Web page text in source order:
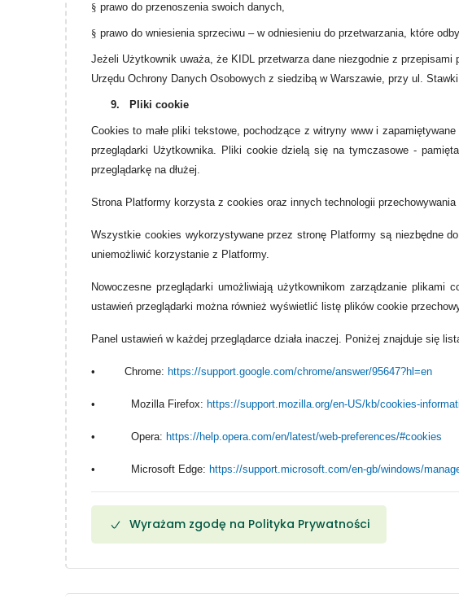
§ prawo do przenoszenia swoich danych,
§ prawo do wniesienia sprzeciwu – w odniesieniu do przetwarzania, które
Jeżeli Użytkownik uważa, że KIDL przetwarza dane niezgodnie z
Urzędu Ochrony Danych Osobowych z siedzibą w Warszawie, przy ul.
9. Pliki cookie
Cookies to małe pliki tekstowe, pochodzące z witryny www i
przeglądarki Użytkownika. Pliki cookie dzielą się na tymczasowe -
przeglądarkę na dłużej.
Strona Platformy korzysta z cookies oraz innych technologii
Wszystkie cookies wykorzystywane przez stronę Platformy są niezbędne
uniemożliwić korzystanie z Platformy.
Nowoczesne przeglądarki umożliwiają użytkownikom zarządzanie
ustawień przeglądarki można również wyświetlić listę plików cookie
Panel ustawień w każdej przeglądarce działa inaczej. Poniżej znajduje się
• Chrome: https://support.google.com/chrome/answer/95647?hl=en
• Mozilla Firefox: https://support.mozilla.org/en-US/kb/cookies-
• Opera: https://help.opera.com/en/latest/web-preferences/#cookies
• Microsoft Edge: https://support.microsoft.com/en-gb/windows/
Wyrażam zgodę na Polityka Prywatności